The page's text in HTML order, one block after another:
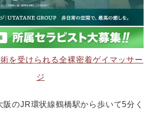
を受けられる全裸密着ゲイマッサー
ジ
のJR環状線鶴橋駅から歩いて5分く